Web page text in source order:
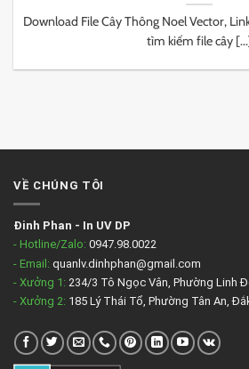
Download File Cây Thông Noel Vector,
tìm kiếm file cây
VỀ CHÚNG TÔI
Đinh Phan - In UV DP
- Hotline/Zalo: 0947.98.0022
- Email: quanlv.dinhphan@gmail.com
- Xưởng 1: 234/3 Tô Ngọc Vân, Phường Linh
- Xưởng 2: 185 Lý Thái Tổ, Phường Tân An,